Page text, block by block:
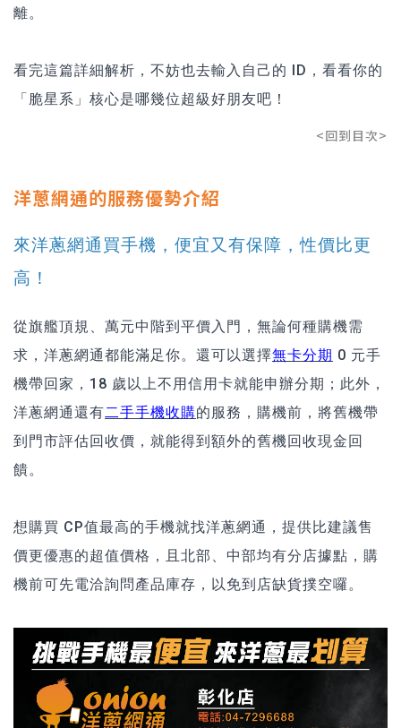
離。
看完這篇詳細解析，不妨也去輸入自己的 ID，看看你的
「脆星系」核心是哪幾位超級好朋友吧！
<回到目次>
洋蔥網通的服務優勢介紹
來洋蔥網通買手機，便宜又有保障，性價比更
高！
從旗艦頂規、萬元中階到平價入門，無論何種購機需
求，洋蔥網通都能滿足你。還可以選擇無卡分期 0 元手
機帶回家，18 歲以上不用信用卡就能申辦分期；此外，
洋蔥網通還有二手手機收購的服務，購機前，將舊機帶
到門市評估回收價，就能得到額外的舊機回收現金回
饋。
想購買 CP值最高的手機就找洋蔥網通，提供比建議售
價更優惠的超值價格，且北部、中部均有分店據點，購
機前可先電洽詢問產品庫存，以免到店缺貨撲空囉。